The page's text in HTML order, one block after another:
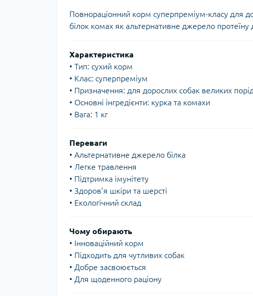
Повнораціонний корм суперпреміум-класу для
білок комах як альтернативне джерело
Характеристика
• Тип: сухий корм
• Клас: суперпреміум
• Призначення: для дорослих собак великих порід
• Основні інгредієнти: курка та комахи
• Вага: 1 кг
Переваги
• Альтернативне джерело білка
• Легке травлення
• Підтримка імунітету
• Здоров’я шкіри та шерсті
• Екологічний склад
Чому обирають
• Інноваційний корм
• Підходить для чутливих собак
• Добре засвоюється
• Для щоденного раціону